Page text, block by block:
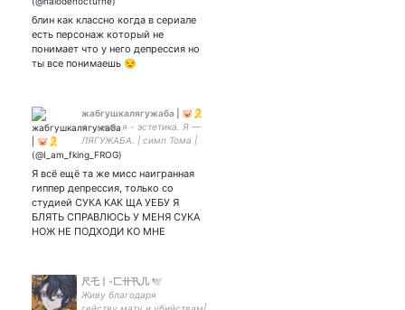
блин как классно когда в сериале
есть персонаж который не
понимает что у него депрессия но
ты все понимаешь 😒
жабгушкалягужаба | 🐷🎗
я - мем. я - эстетика. Я —
ЛЯГУЖАБА. | симп Тома |
сам ты бешеный -
Я всё ещё та же мисс наигранная
гиппер депрессия, только со
студией СУКА КАК ЩА УЕБУ Я
БЛЯТЬ СПРАВЛЮСЬ У МЕНЯ СУКА
НОЖ НЕ ПОДХОДИ КО МНЕ
尺乇丨-匚卄卂几 🕊️
Живу благодаря